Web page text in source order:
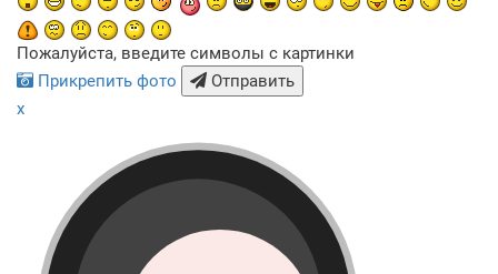
Пожалуйста, введите символы с картинки
Прикрепить фото
Отправить
x